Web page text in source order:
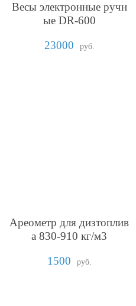
Весы электронные ручн
ые DR-600
23000
руб.
Ареометр для дизтоплив
а 830-910 кг/м3
1500
руб.